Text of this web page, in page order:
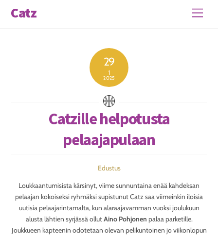
Menu
Catz
29
1
2025
Catzille helpotusta
pelaajapulaan
Edustus
Loukkaantumisista kärsinyt, viime sunnuntaina enää kahdeksan
pelaajan kokoiseksi ryhmäksi supistunut Catz saa viimeinkin iloisia
uutisia pelaajarintamalta, kun alaraajavamman vuoksi joulukuun
alusta lähtien syrjässä ollutAino Pohjonen palaa parketille.
Joukkueen kapteenin odotetaan olevan pelikuntoinen jo viikonlopun